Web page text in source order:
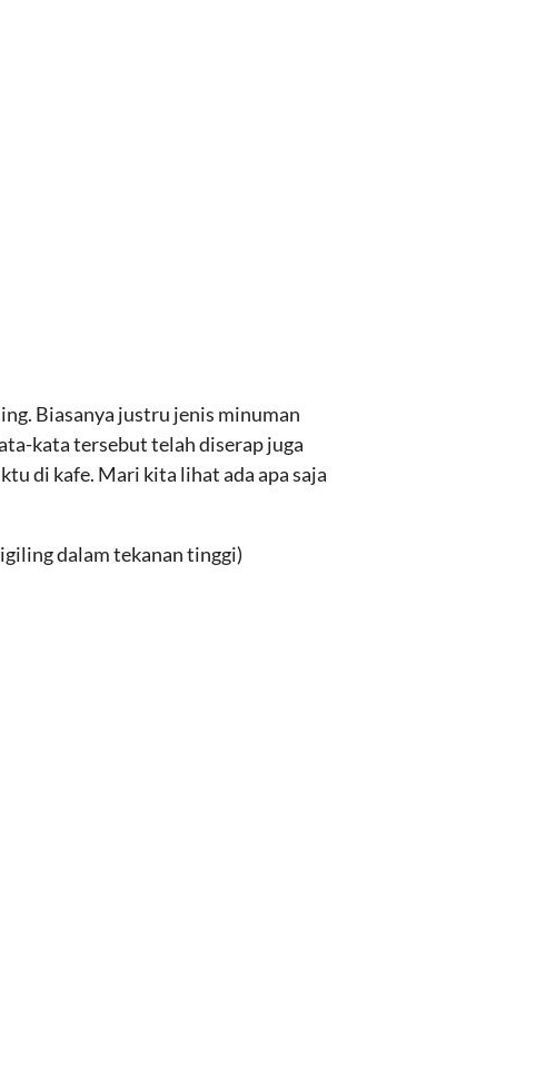
Biasanya justru jenis minuman
kata tersebut telah diserap juga
di kafe. Mari kita lihat ada apa saja
dalam tekanan tinggi)